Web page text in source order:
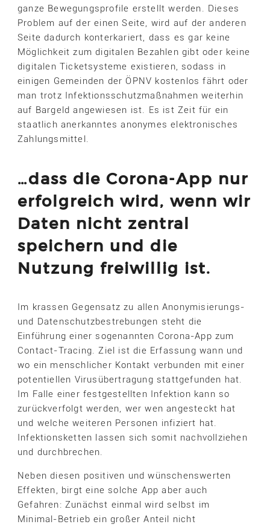
ganze Bewegungsprofile erstellt werden. Dieses
Problem auf der einen Seite, wird auf der anderen
Seite dadurch konterkariert, dass es gar keine
Möglichkeit zum digitalen Bezahlen gibt oder keine
digitalen Ticketsysteme existieren, sodass in
einigen Gemeinden der ÖPNV kostenlos fährt oder
man trotz Infektionsschutzmaßnahmen weiterhin
auf Bargeld angewiesen ist. Es ist Zeit für ein
staatlich anerkanntes anonymes elektronisches
Zahlungsmittel.
…dass die Corona-App nur
erfolgreich wird, wenn wir
Daten nicht zentral
speichern und die
Nutzung freiwillig ist.
Im krassen Gegensatz zu allen Anonymisierungs-
und Datenschutzbestrebungen steht die
Einführung einer sogenannten Corona-App zum
Contact-Tracing. Ziel ist die Erfassung wann und
wo ein menschlicher Kontakt verbunden mit einer
potentiellen Virusübertragung stattgefunden hat.
Im Falle einer festgestellten Infektion kann so
zurückverfolgt werden, wer wen angesteckt hat
und welche weiteren Personen infiziert hat.
Infektionsketten lassen sich somit nachvollziehen
und durchbrechen.
Neben diesen positiven und wünschenswerten
Effekten, birgt eine solche App aber auch
Gefahren: Zunächst einmal wird selbst im
Minimal-Betrieb ein großer Anteil nicht